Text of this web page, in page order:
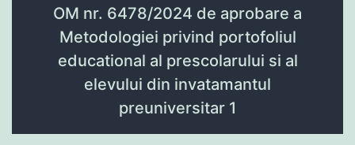
OM nr. 6478/2024 de aprobare a
Metodologiei privind portofoliul
educational al prescolarului si al
elevului din invatamantul
preuniversitar 1